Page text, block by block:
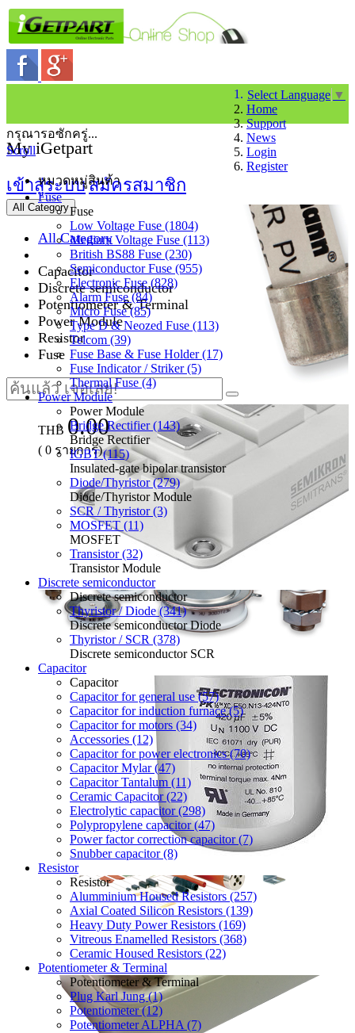
Select Language ▼
Home
Support
News
Login
Register
My iGetpart
เข้าสู่ระบบสมัครสมาชิก
All Category
All Category
Capacitor
Discrete semiconductor
Potentiometer & Terminal
Power Module
Resistor
Fuse
THB 0.00
( 0 รายการ)
กรุณารอซักครู่...
Scroll
หมวดหมู่สินค้า
Fuse
Fuse
Low Voltage Fuse (1804)
Medium Voltage Fuse (113)
British BS88 Fuse (230)
Semiconductor Fuse (955)
Electronic Fuse (828)
Alarm Fuse (84)
Micro Fuse (85)
Type D & Neozed Fuse (113)
Telcom (39)
Fuse Base & Fuse Holder (17)
Fuse Indicator / Striker (5)
Thermal Fuse (4)
Power Module
Power Module
Bridge Rectifier (143)
Bridge Rectifier
IGBT (115)
Insulated-gate bipolar transistor
Diode/Thyristor (279)
Diode/Thyristor Module
SCR / Thyristor (3)
MOSFET (11)
MOSFET
Transistor (32)
Transistor Module
Discrete semiconductor
Discrete semiconductor
Thyristor / Diode (341)
Discrete semiconductor Diode
Thyristor / SCR (378)
Discrete semiconductor SCR
Capacitor
Capacitor
Capacitor for general use (57)
Capacitor for induction furnace (5)
Capacitor for motors (34)
Accessories (12)
Capacitor for power electronics (70)
Capacitor Mylar (47)
Capacitor Tantalum (11)
Ceramic Capacitor (22)
Electrolytic capacitor (298)
Polypropylene capacitor (47)
Power factor correction capacitor (7)
Snubber capacitor (8)
Resistor
Resistor
Alumminium Housed Resistors (257)
Axial Coated Silicon Resistors (139)
Heavy Duty Power Resistors (169)
Vitreous Enamelled Resistors (368)
Ceramic Housed Resistors (22)
Potentiometer & Terminal
Potentiometer & Terminal
Plug Karl Jung (1)
Potentiometer (12)
Potentiometer ALPHA (7)